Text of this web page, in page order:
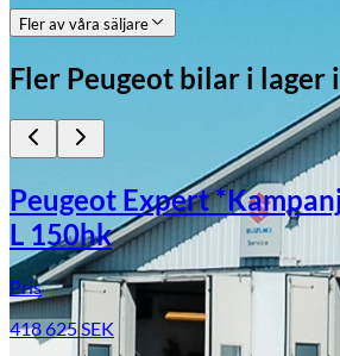
Fler av våra säljare
Fler Peugeot bilar i lager
Peugeot Expert
L 150hk
Pris
418 625SEK